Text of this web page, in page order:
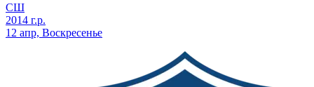
СШ
2014 г.р.
12 апр, Воскресенье